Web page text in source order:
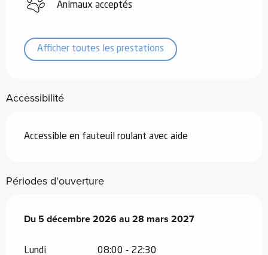
Animaux acceptés
Afficher toutes les prestations
Accessibilité
Accessible en fauteuil roulant avec aide
Périodes d'ouverture
Du 5 décembre 2026au28 mars 2027
Du 5 décembre 2026au28 mars 2027
Lundi 08:00 - 22:30